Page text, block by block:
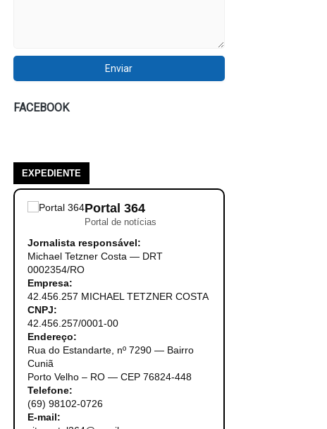
FACEBOOK
EXPEDIENTE
Portal 364
Portal de notícias
Jornalista responsável:
Michael Tetzner Costa — DRT
0002354/RO
Empresa:
42.456.257 MICHAEL TETZNER COSTA
CNPJ:
42.456.257/0001-00
Endereço:
Rua do Estandarte, nº 7290 — Bairro
Cuniã
Porto Velho – RO — CEP 76824-448
Telefone:
(69) 98102-0726
E-mail: